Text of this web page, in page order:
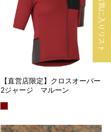
【直営店限定】クロスオーバー
2ジャージ マルーン
私のお気に入りリスト